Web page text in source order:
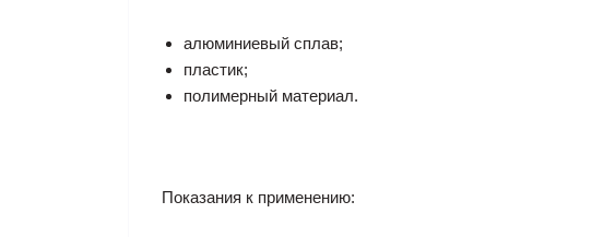
алюминиевый сплав;
пластик;
полимерный материал.
Показания к применению: